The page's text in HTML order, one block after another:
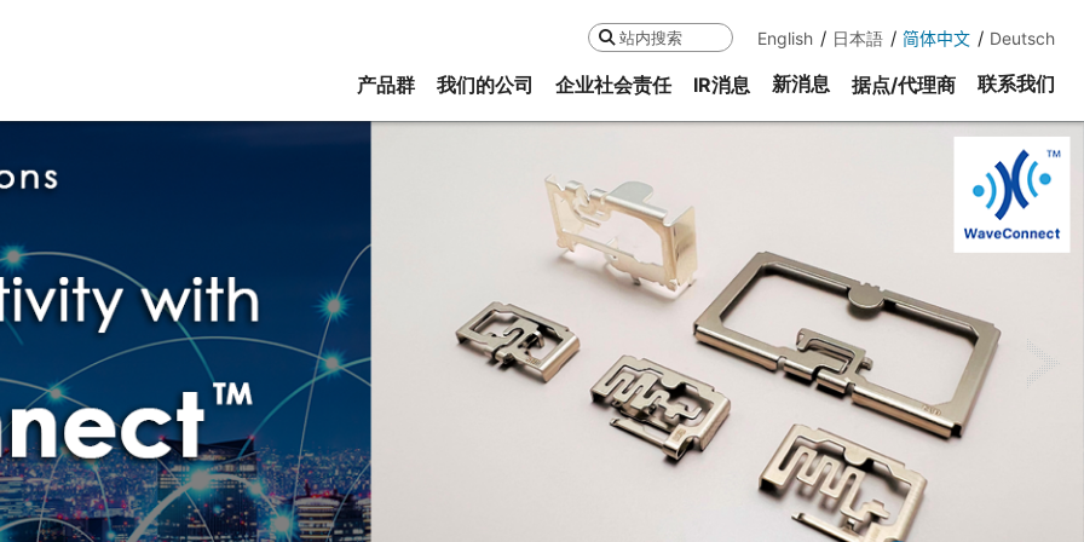
搜索 English 日本語 简体中文 Deutsch
产品群 我们的公司 企业社会责任 IR消息 新消息 据点/代理商 联系我们